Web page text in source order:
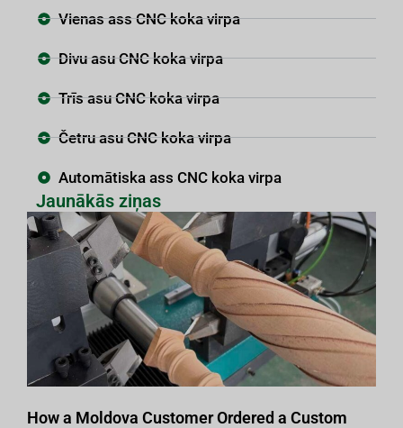
Vienas ass CNC koka virpa
Divu asu CNC koka virpa
Trīs asu CNC koka virpa
Četru asu CNC koka virpa
Automātiska ass CNC koka virpa
Jaunākās ziņas
How a Moldova Customer Ordered a Custom